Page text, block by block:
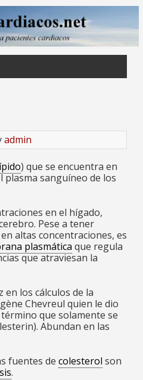
admin
) que se encuentra en
plasma sanguíneo de los
en el hígado,
Pese a tener
altas concentraciones, es
plasmática que regula
que atraviesan la
los cálculos de la
Chevreul quien le dio
que solamente se
). Abundan en las
fuentes de colesterol son
.